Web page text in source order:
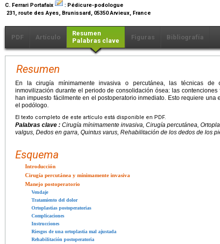
C. Ferrari Portafaix
: Pédicure-podologue
231, route des Ayes, Brunissard, 05350 Arvieux, France
PDF Artículo
Resumen
Palabras clave
Figuras Bibliografía
Resumen
En la cirugía mínimamente invasiva o percutánea, las técnicas de
inmovilización durante el periodo de consolidación ósea: las
han impuesto fácilmente en el postoperatorio inmediato. Esto requiere una
el podólogo.
El texto completo de este artículo está disponible en PDF.
Palabras clave : Cirugía mínimamente invasiva, Cirugía percutánea,
valgus, Dedos en garra, Quintus varus, Rehabilitación de los dedos de los
Esquema
Introducción
Cirugía percutánea y mínimamente invasiva
Manejo postoperatorio
Vendaje
Tratamiento del dolor
Ortoplastias postoperatorias
Complicaciones
Instrucciones
Riesgos de una ortoplastia mal ajustada
Rehabilitación postoperatoria